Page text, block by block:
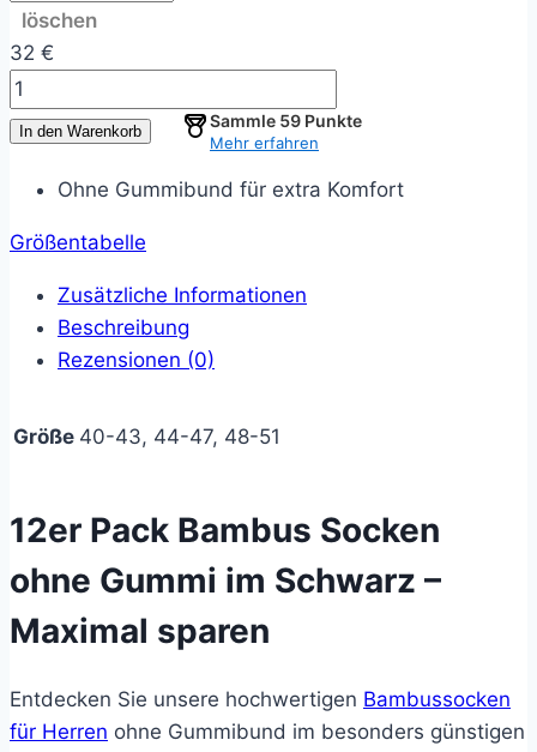
löschen
32 €
12er
Pack:
2
Paar
Socken
Gummi-
Menge
In den Warenkorb
Sammle 59 Punkte
Mehr erfahren
Ohne Gummibund für extra Komfort
Größentabelle
Zusätzliche Informationen
Beschreibung
Rezensionen (0)
Größe 40-43, 44-47, 48-51
12er Pack Bambus Socken
ohne Gummi im Schwarz –
Maximal sparen
Entdecken Sie unsere hochwertigen Bambussocken
für Herren ohne Gummibund im besonders günstigen